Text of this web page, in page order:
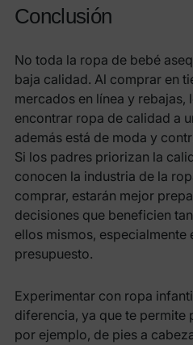
Conclusión
No toda la ropa de bebé
baja calidad. Al comprar en
mercados en línea y rebajas,
encontrar ropa de calidad a
además está de moda y
Si los padres priorizan la
conocen la industria de la
comprar, estarán mejor
decisiones que beneficien
ellos mismos, especialmente
presupuesto.
Experimentar con ropa
diferencia, ya que te permite
por ejemplo, de pies a